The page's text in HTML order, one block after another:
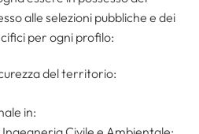
alle selezioni pubbliche e dei
per ogni profilo:
del territorio:
in: